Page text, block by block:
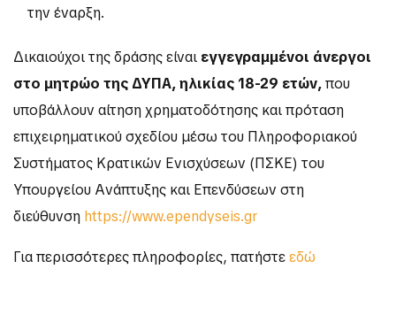
την έναρξη.
Δικαιούχοι της δράσης είναι εγγεγραμμένοι άνεργοι
στο μητρώο της ΔΥΠΑ,ηλικίας 18-29 ετών,που
υποβάλλουν αίτηση χρηματοδότησης και πρόταση
επιχειρηματικού σχεδίου μέσω του Πληροφοριακού
Συστήματος Κρατικών Ενισχύσεων (ΠΣΚΕ) του
Υπουργείου Ανάπτυξης και Επενδύσεων στη
διεύθυνση https://www.ependyseis.gr
Για περισσότερες πληροφορίες, πατήστεεδώ